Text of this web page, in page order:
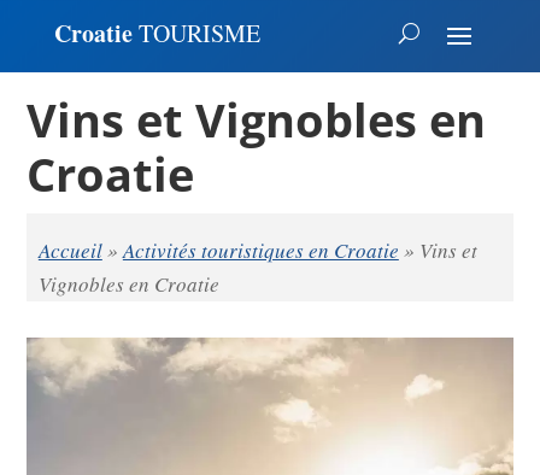
CroatieTOURISME
Vins et Vignobles en
Croatie
Accueil»Activités touristiques en Croatie » Vins et
Vignobles en Croatie